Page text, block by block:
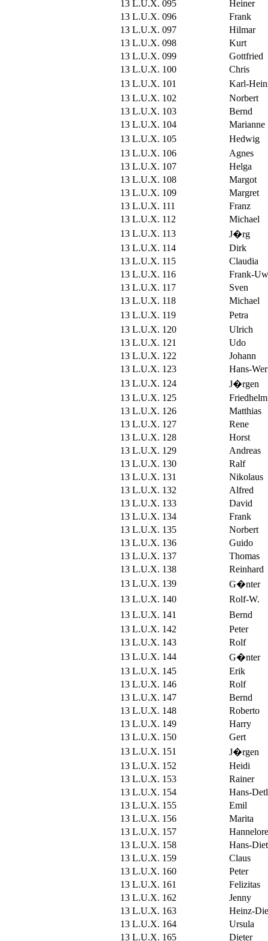
13 L.U.X. 095
Heiner
13 L.U.X. 096
Frank
13 L.U.X. 097
Hilmar
13 L.U.X. 098
Kurt
13 L.U.X. 099
Gottfried
13 L.U.X. 100
Chris
13 L.U.X. 101
Karl-
13 L.U.X. 102
Norbert
13 L.U.X. 103
Bernd
13 L.U.X. 104
Marianne
13 L.U.X. 105
Hedwig
13 L.U.X. 106
Agnes
13 L.U.X. 107
Helga
13 L.U.X. 108
Margot
13 L.U.X. 109
Margret
13 L.U.X. 111
Franz
13 L.U.X. 112
Michael
13 L.U.X. 113
J�rg
13 L.U.X. 114
Dirk
13 L.U.X. 115
Claudia
13 L.U.X. 116
Frank-
13 L.U.X. 117
Sven
13 L.U.X. 118
Michael
13 L.U.X. 119
Petra
13 L.U.X. 120
Ulrich
13 L.U.X. 121
Udo
13 L.U.X. 122
Johann
13 L.U.X. 123
Hans-
13 L.U.X. 124
J�rgen
13 L.U.X. 125
Friedhelm
13 L.U.X. 126
Matthias
13 L.U.X. 127
Rene
13 L.U.X. 128
Horst
13 L.U.X. 129
Andreas
13 L.U.X. 130
Ralf
13 L.U.X. 131
Nikolaus
13 L.U.X. 132
Alfred
13 L.U.X. 133
David
13 L.U.X. 134
Frank
13 L.U.X. 135
Norbert
13 L.U.X. 136
Guido
13 L.U.X. 137
Thomas
13 L.U.X. 138
Reinhard
13 L.U.X. 139
G�nter
13 L.U.X. 140
Rolf-W.
13 L.U.X. 141
Bernd
13 L.U.X. 142
Peter
13 L.U.X. 143
Rolf
13 L.U.X. 144
G�nter
13 L.U.X. 145
Erik
13 L.U.X. 146
Rolf
13 L.U.X. 147
Bernd
13 L.U.X. 148
Roberto
13 L.U.X. 149
Harry
13 L.U.X. 150
Gert
13 L.U.X. 151
J�rgen
13 L.U.X. 152
Heidi
13 L.U.X. 153
Rainer
13 L.U.X. 154
Hans-
13 L.U.X. 155
Emil
13 L.U.X. 156
Marita
13 L.U.X. 157
Hannelore
13 L.U.X. 158
Hans-
13 L.U.X. 159
Claus
13 L.U.X. 160
Peter
13 L.U.X. 161
Felizitas
13 L.U.X. 162
Jenny
13 L.U.X. 163
Heinz-
13 L.U.X. 164
Ursula
13 L.U.X. 165
Dieter